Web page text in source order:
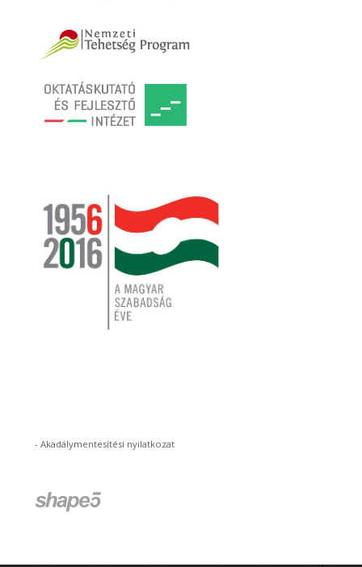
-Akadálymentesítési nyilatkozat